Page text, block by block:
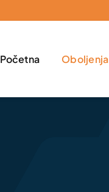
Početna
Oboljenja